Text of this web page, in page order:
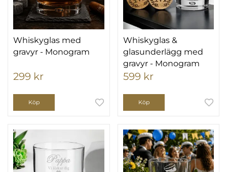
Whiskyglas med
gravyr - Monogram
299 kr
Köp
Whiskyglas &
glasunderlägg med
gravyr - Monogram
599 kr
Köp